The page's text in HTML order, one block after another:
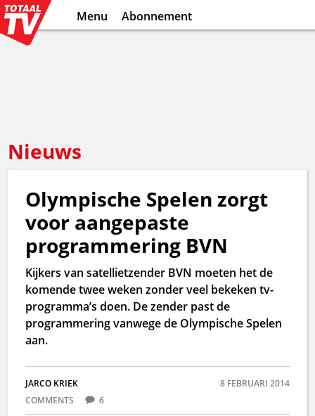
Menu Abonnement
Nieuws
Olympische Spelen zorgt
voor aangepaste
programmering BVN
Kijkers van satellietzender BVN moeten het de
komende twee weken zonder veel bekeken tv-
programma’s doen. De zender past de
programmering vanwege de Olympische Spelen
aan.
JARCO KRIEK
8 FEBRUARI 2014
COMMENTS
6